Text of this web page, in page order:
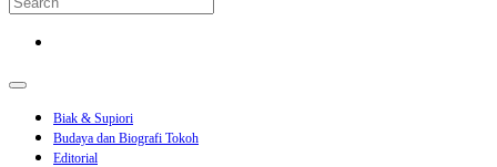
Biak & Supiori
Budaya dan Biografi Tokoh
Editorial